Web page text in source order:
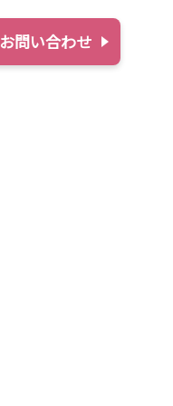
お問い合わせ